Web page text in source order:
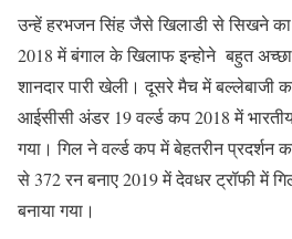
उन्हें हरभजन सिंह जैसे खिलाडी से सिखने
2018 में बंगाल के खिलाफ इन्होने बहुत
शानदार पारी खेली। दूसरे मैच में बल्लेबाजी
आईसीसी अंडर 19 वर्ल्ड कप 2018 में
गया। गिल ने वर्ल्ड कप में बेहतरीन
से 372 रन बनाए 2019 में देवधर ट्रॉफी में
बनाया गया।